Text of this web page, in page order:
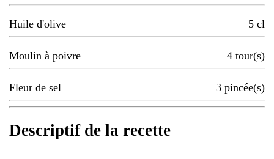
Huile d'olive 5 cl
Moulin à poivre 4 tour(s)
Fleur de sel 3 pincée(s)
Descriptif de la recette